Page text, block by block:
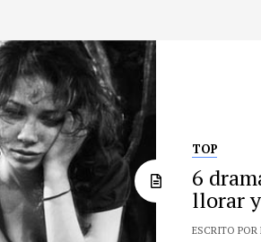
TOP
6
llorar
ESCRITO POR